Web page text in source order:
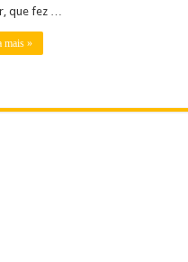
que fez …
mais »